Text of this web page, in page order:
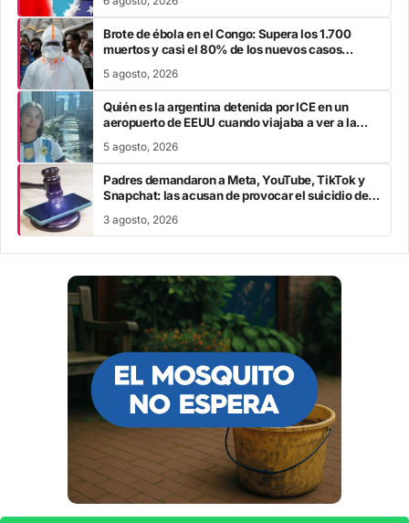
Brote de ébola en el Congo: Supera los 1.700
muertos y casi el 80% de los nuevos casos
5 agosto, 2026
Quién es la argentina detenida por ICE en un
aeropuerto de EEUU cuando viajaba a ver a la
5 agosto, 2026
Padres demandaron a Meta, YouTube, TikTok y
Snapchat: las acusan de provocar el suicidio de
3 agosto, 2026